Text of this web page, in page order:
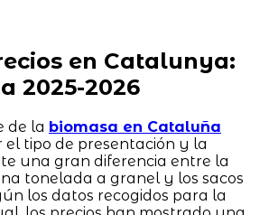
en Catalunya:
2025-2026
de la biomasa en Cataluña
el tipo de presentación y la
una gran diferencia entre la
tonelada a granel y los sacos
los datos recogidos para la